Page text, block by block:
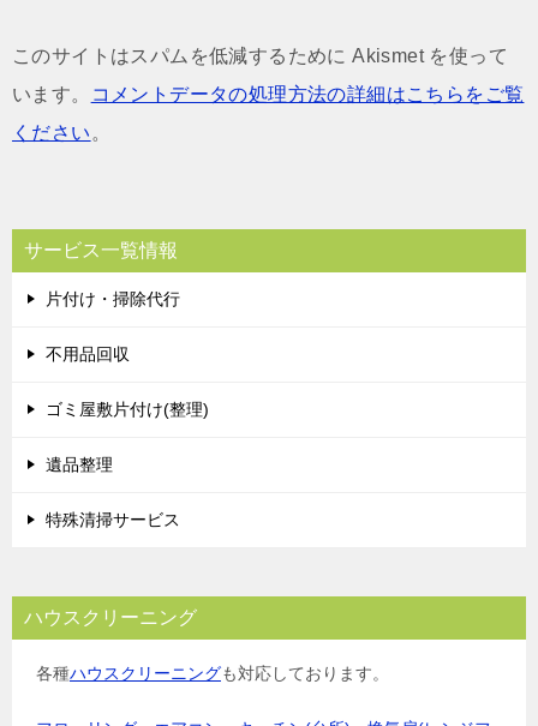
このサイトはスパムを低減するために Akismet を使って
います。
コメントデータの処理方法の詳細はこちらをご覧
ください 。
サービス一覧情報
片付け・掃除代行
不用品回収
ゴミ屋敷片付け(整理)
遺品整理
特殊清掃サービス
ハウスクリーニング
各種ハウスクリーニングも対応しております。